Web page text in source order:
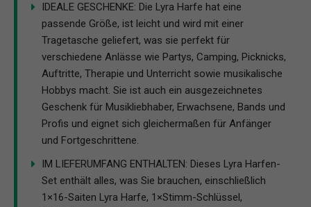
IDEALE GESCHENKE: Die Lyra Harfe hat eine
passende Größe, ist leicht und wird mit einer
Tragetasche geliefert, was sie perfekt für
verschiedene Anlässe wie Partys, Camping, Picknicks,
Auftritte, Therapie und Unterricht sowie musikalische
Hobbys macht. Sie ist auch ein ausgezeichnetes
Geschenk für Musikliebhaber, Erwachsene, Bands und
Profis und eignet sich gleichermaßen für Anfänger
und Fortgeschrittene.
IM LIEFERUMFANG ENTHALTEN: Dieses Lyra Harfen-
Set enthält alles, was Sie brauchen, einschließlich
1×16-Saiten Lyra Harfe, 1×Stimm-Schlüssel,